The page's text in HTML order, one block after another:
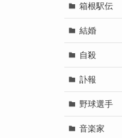
箱根駅伝
結婚
自殺
訃報
野球選手
音楽家